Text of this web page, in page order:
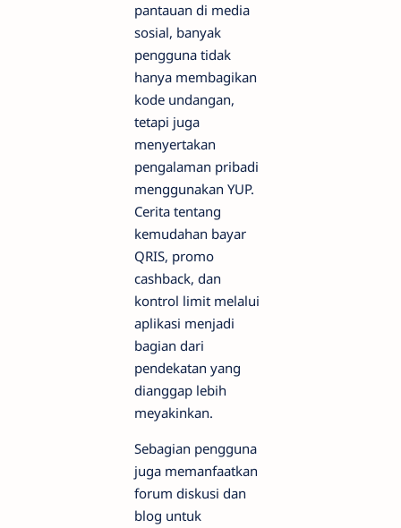
pantauan di media
sosial, banyak
pengguna tidak
hanya membagikan
kode undangan,
tetapi juga
menyertakan
pengalaman pribadi
menggunakan YUP.
Cerita tentang
kemudahan bayar
QRIS, promo
cashback, dan
kontrol limit melalui
aplikasi menjadi
bagian dari
pendekatan yang
dianggap lebih
meyakinkan.
Sebagian pengguna
juga memanfaatkan
forum diskusi dan
blog untuk